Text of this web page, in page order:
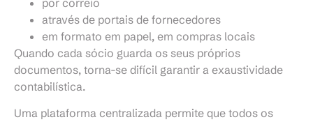
por correio
através de portais de fornecedores
em formato em papel, em compras locais
Quando cada sócio guarda os seus próprios
documentos, torna-se difícil garantir a exaustividade
contabilística.
Uma plataforma centralizada permite que todos os